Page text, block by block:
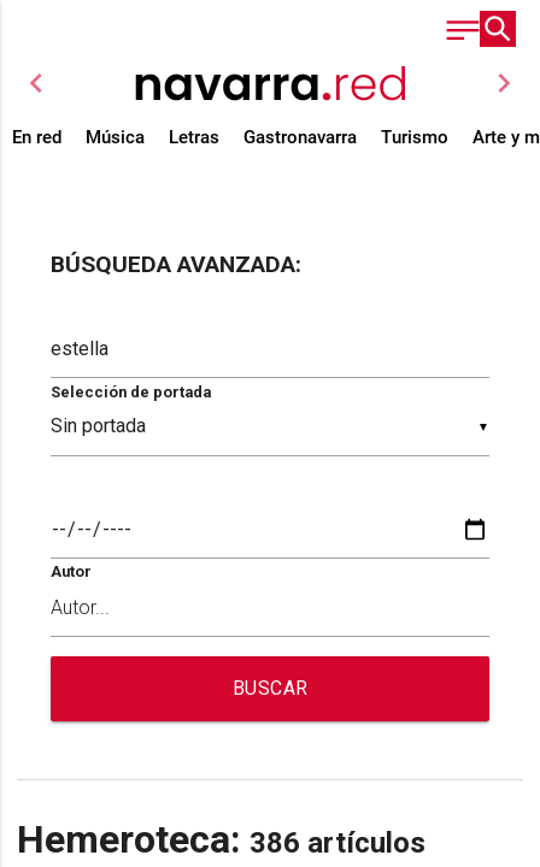
chevron_left chevron_right
En red Música Letras Gastronavarra Turismo Arte y
BÚSQUEDA AVANZADA:
▼
Selección de portada
Autor
BUSCAR
Hemeroteca: 386 artículos